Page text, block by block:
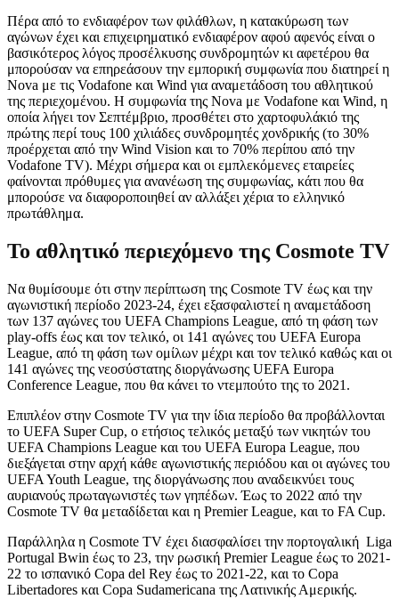
Πέρα από το ενδιαφέρον των φιλάθλων, η κατακύρωση των
αγώνων έχει και επιχειρηματικό ενδιαφέρον αφού αφενός είναι ο
βασικότερος λόγος προσέλκυσης συνδρομητών κι αφετέρου θα
μπορούσαν να επηρεάσουν την εμπορική συμφωνία που διατηρεί η
Nova με τις Vodafone και Wind για αναμετάδοση του αθλητικού
της περιεχομένου. Η συμφωνία της Nova με Vodafone και Wind, η
οποία λήγει τον Σεπτέμβριο, προσθέτει στο χαρτοφυλάκιό της
πρώτης περί τους 100 χιλιάδες συνδρομητές χονδρικής (το 30%
προέρχεται από την Wind Vision και το 70% περίπου από την
Vodafone TV). Μέχρι σήμερα και οι εμπλεκόμενες εταιρείες
φαίνονται πρόθυμες για ανανέωση της συμφωνίας, κάτι που θα
μπορούσε να διαφοροποιηθεί αν αλλάξει χέρια το ελληνικό
πρωτάθλημα.
To αθλητικό περιεχόμενο της Cosmote TV
Να θυμίσουμε ότι στην περίπτωση της Cosmote TV έως και την
αγωνιστική περίοδο 2023-24, έχει εξασφαλιστεί η αναμετάδοση
των 137 αγώνες του UEFA Champions League, από τη φάση των
play-offs έως και τον τελικό, οι 141 αγώνες του UEFA Europa
League, από τη φάση των ομίλων μέχρι και τον τελικό καθώς και οι
141 αγώνες της νεοσύστατης διοργάνωσης UEFA Europa
Conference League, που θα κάνει το ντεμπούτο της το 2021.
Επιπλέον στην Cosmote TV για την ίδια περίοδο θα προβάλλονται
το UEFA Super Cup, ο ετήσιος τελικός μεταξύ των νικητών του
UEFA Champions League και του UEFA Europa League, που
διεξάγεται στην αρχή κάθε αγωνιστικής περιόδου και οι αγώνες του
UEFA Youth League, της διοργάνωσης που αναδεικνύει τους
αυριανούς πρωταγωνιστές των γηπέδων. Έως το 2022 από την
Cosmote TV θα μεταδίδεται και η Premier League, και το FA Cup.
Παράλληλα η Cosmote TV έχει διασφαλίσει την πορτογαλική Liga
Portugal Bwin έως το 23, την ρωσική Premier League έως το 2021-
22 το ισπανικό Copa del Rey έως το 2021-22, και το Copa
Libertadores και Copa Sudamericana της Λατινικής Αμερικής.